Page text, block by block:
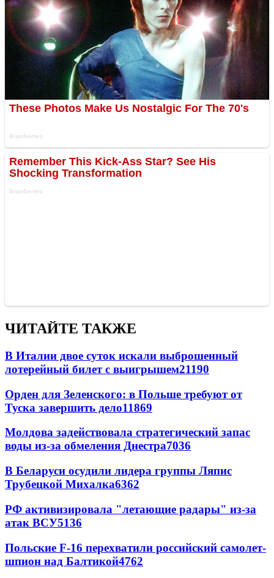
ЧИТАЙТЕ ТАКЖЕ
В Италии двое суток искали выброшенный
лотерейный билет с выигрышем21190
Орден для Зеленского: в Польше требуют от
Туска завершить дело11869
Молдова задействовала стратегический запас
воды из-за обмеления Днестра7036
В Беларуси осудили лидера группы Ляпис
Трубецкой Михалка6362
РФ активизировала "летающие радары" из-за
атак ВСУ5136
Польские F-16 перехватили российский самолет-
шпион над Балтикой4762